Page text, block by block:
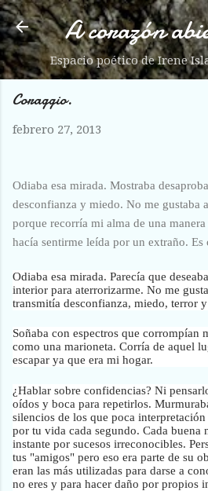
Ir al contenido
A corazón
Espacio poético de Irene
Coraggio.
febrero 27, 2013
Odiaba esa mirada. Mostraba
desconfianza y miedo. No me gustaba
porque recorría mi alma de una
hacía sentirme leída por un extraño.
Odiaba esa mirada. Parecía que
interior para aterrorizarme. No me
transmitía desconfianza, miedo, terror
Soñaba con espectros que corrompían
como una marioneta. Corría de aquel
escapar ya que era mi hogar.
¿Hablar sobre confidencias? Ni
oídos y boca para repetirlos.
silencios de los que poca
por tu vida cada segundo. Cada buena
instante por sucesos irreconocibles.
tus "amigos" pero eso era parte de su
eran las más utilizadas para darse a
no eres y para hacer daño por propios